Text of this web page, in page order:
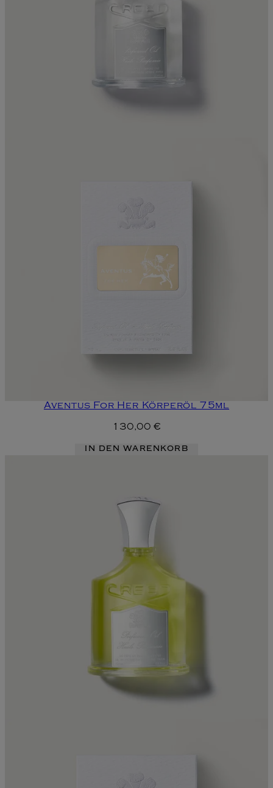
Aventus For Her Körperöl 75ml
130,00 €
IN DEN WARENKORB